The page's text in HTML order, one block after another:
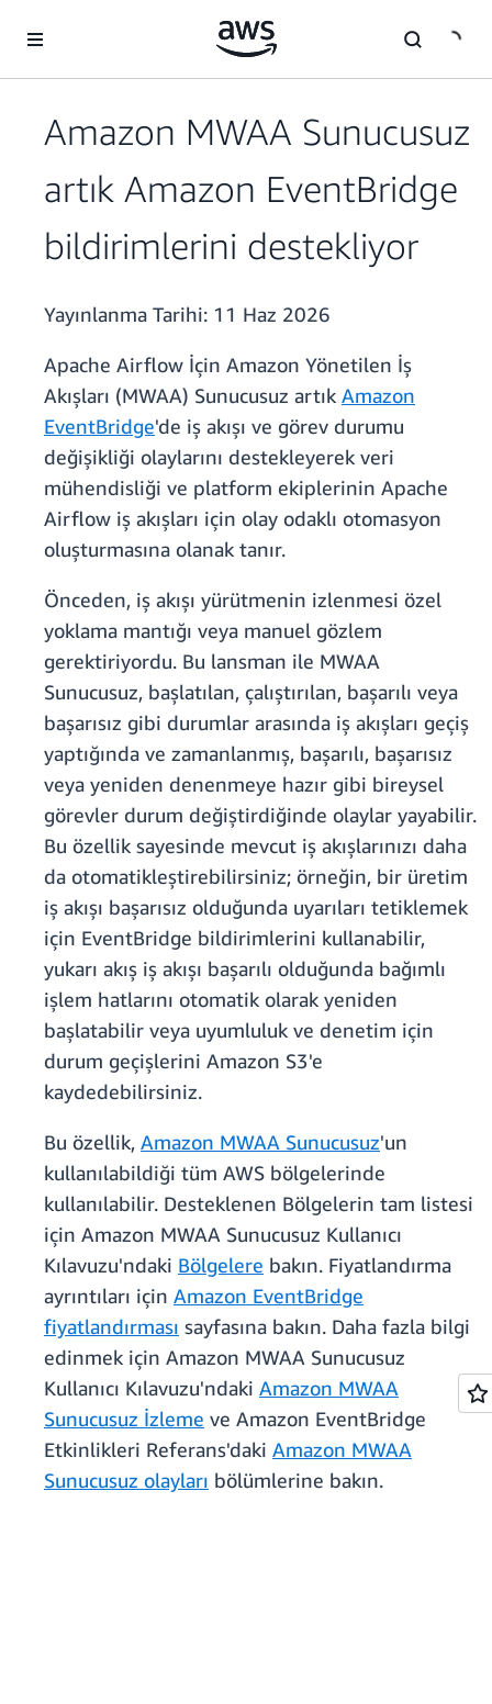
Amazon MWAA Sunucusuz
artık Amazon EventBridge
bildirimlerini destekliyor
Yayınlanma Tarihi: 11 Haz 2026
Apache Airflow İçin Amazon Yönetilen İş
Akışları (MWAA) Sunucusuz artık Amazon
EventBridge'de iş akışı ve görev durumu
değişikliği olaylarını destekleyerek veri
mühendisliği ve platform ekiplerinin Apache
Airflow iş akışları için olay odaklı otomasyon
oluşturmasına olanak tanır.
Önceden, iş akışı yürütmenin izlenmesi özel
yoklama mantığı veya manuel gözlem
gerektiriyordu. Bu lansman ile MWAA
Sunucusuz, başlatılan, çalıştırılan, başarılı veya
başarısız gibi durumlar arasında iş akışları geçiş
yaptığında ve zamanlanmış, başarılı, başarısız
veya yeniden denenmeye hazır gibi bireysel
görevler durum değiştirdiğinde olaylar yayabilir.
Bu özellik sayesinde mevcut iş akışlarınızı daha
da otomatikleştirebilirsiniz; örneğin, bir üretim
iş akışı başarısız olduğunda uyarıları tetiklemek
için EventBridge bildirimlerini kullanabilir,
yukarı akış iş akışı başarılı olduğunda bağımlı
işlem hatlarını otomatik olarak yeniden
başlatabilir veya uyumluluk ve denetim için
durum geçişlerini Amazon S3'e
kaydedebilirsiniz.
Bu özellik, Amazon MWAA Sunucusuz'un
kullanılabildiği tüm AWS bölgelerinde
kullanılabilir. Desteklenen Bölgelerin tam listesi
için Amazon MWAA Sunucusuz Kullanıcı
Kılavuzu'ndaki Bölgelere bakın. Fiyatlandırma
ayrıntıları için Amazon EventBridge
fiyatlandırması sayfasına bakın. Daha fazla bilgi
edinmek için Amazon MWAA Sunucusuz
Kullanıcı Kılavuzu'ndaki Amazon MWAA
Sunucusuz İzleme ve Amazon EventBridge
Etkinlikleri Referans'daki Amazon MWAA
Sunucusuz olayları bölümlerine bakın.